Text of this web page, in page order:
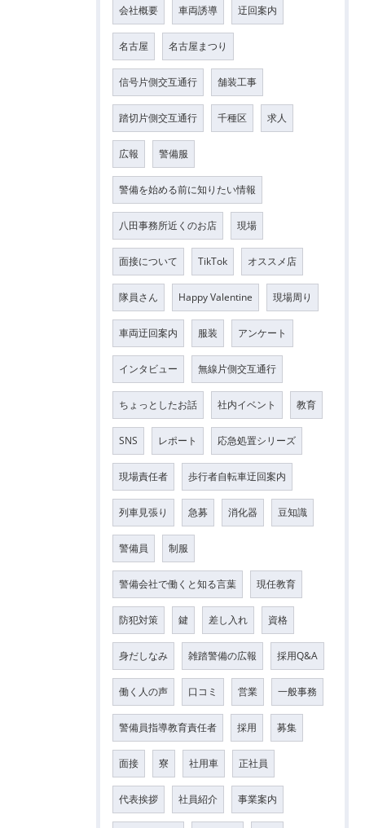
会社概要 車両誘導 迂回案内
名古屋 名古屋まつり
信号片側交互通行 舗装工事
踏切片側交互通行 千種区 求人
広報 警備服
警備を始める前に知りたい情報
八田事務所近くのお店 現場
面接について TikTok オススメ店
隊員さん Happy Valentine 現場周り
車両迂回案内 服装 アンケート
インタビュー 無線片側交互通行
ちょっとしたお話 社内イベント 教育
SNS レポート 応急処置シリーズ
現場責任者 歩行者自転車迂回案内
列車見張り 急募 消化器 豆知識
警備員 制服
警備会社で働くと知る言葉 現任教育
防犯対策 鍵 差し入れ 資格
身だしなみ 雑踏警備の広報 採用Q&A
働く人の声 口コミ 営業 一般事務
警備員指導教育責任者 採用 募集
面接 寮 社用車 正社員
代表挨拶 社員紹介 事業案内